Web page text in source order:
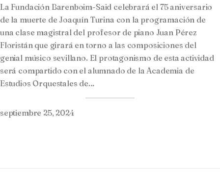
La Fundación Barenboim-Said celebrará el 75 aniversario
de la muerte de Joaquín Turina con la programación de
una clase magistral del profesor de piano Juan Pérez
Floristán que girará en torno a las composiciones del
genial músico sevillano. El protagonismo de esta actividad
será compartido con el alumnado de la Academia de
Estudios Orquestales de…
septiembre 25, 2024